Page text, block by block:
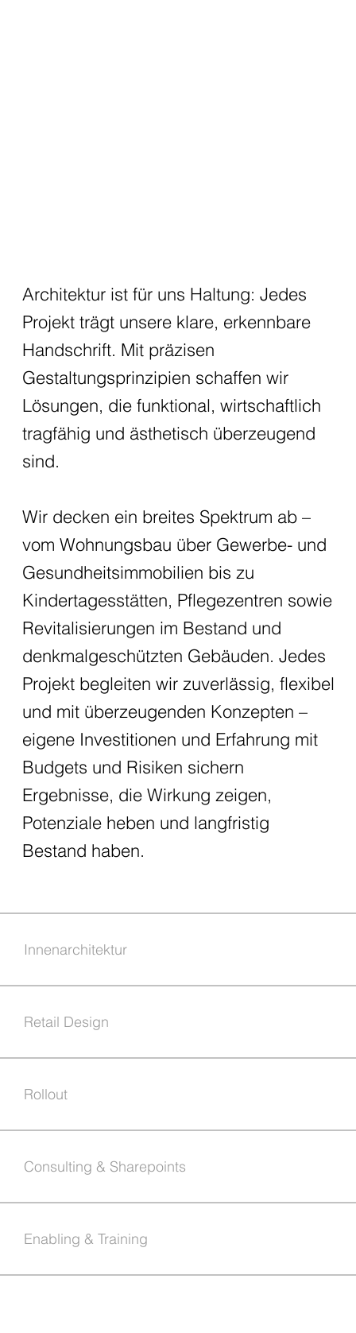
Architektur ist für uns Haltung: Jedes
Projekt trägt unsere klare, erkennbare
Handschrift. Mit präzisen
Gestaltungsprinzipien schaffen wir
Lösungen, die funktional, wirtschaftlich
tragfähig und ästhetisch überzeugend
sind.
Wir decken ein breites Spektrum ab –
vom Wohnungsbau über Gewerbe- und
Gesundheitsimmobilien bis zu
Kindertagesstätten, Pflegezentren sowie
Revitalisierungen im Bestand und
denkmalgeschützten Gebäuden. Jedes
Projekt begleiten wir zuverlässig, flexibel
und mit überzeugenden Konzepten –
eigene Investitionen und Erfahrung mit
Budgets und Risiken sichern
Ergebnisse, die Wirkung zeigen,
Potenziale heben und langfristig
Bestand haben.
Innenarchitektur
Retail Design
Rollout
Consulting & Sharepoints
Enabling & Training